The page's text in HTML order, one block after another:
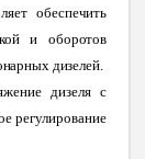
обеспечить
и оборотов
дизелей.
дизеля с
регулирование